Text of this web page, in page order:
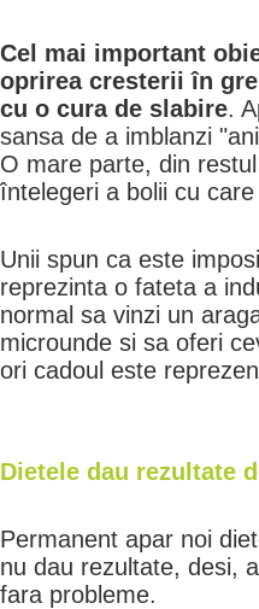
Cel mai important
oprirea cresterii în
cu o cura de slabire.
sansa de a imblanzi
O mare parte, din
întelegeri a bolii cu
Unii spun ca este
reprezinta o fateta a
normal sa vinzi un
microunde si sa oferi
ori cadoul este
Dietele dau rezultate
Permanent apar noi
nu dau rezultate, desi,
fara probleme.